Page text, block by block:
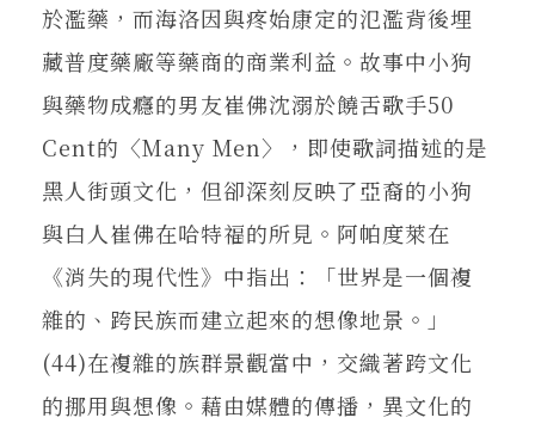
於濫藥，而海洛因與疼始康定的氾濫背後埋
藏普度藥廠等藥商的商業利益。故事中小狗
與藥物成癮的男友崔佛沈溺於饒舌歌手50
Cent的〈Many Men〉，即使歌詞描述的是
黑人街頭文化，但卻深刻反映了亞裔的小狗
與白人崔佛在哈特福的所見。阿帕度萊在
《消失的現代性》中指出：「世界是一個複
雜的、跨民族而建立起來的想像地景。」
(44)在複雜的族群景觀當中，交織著跨文化
的挪用與想像。藉由媒體的傳播，異文化的